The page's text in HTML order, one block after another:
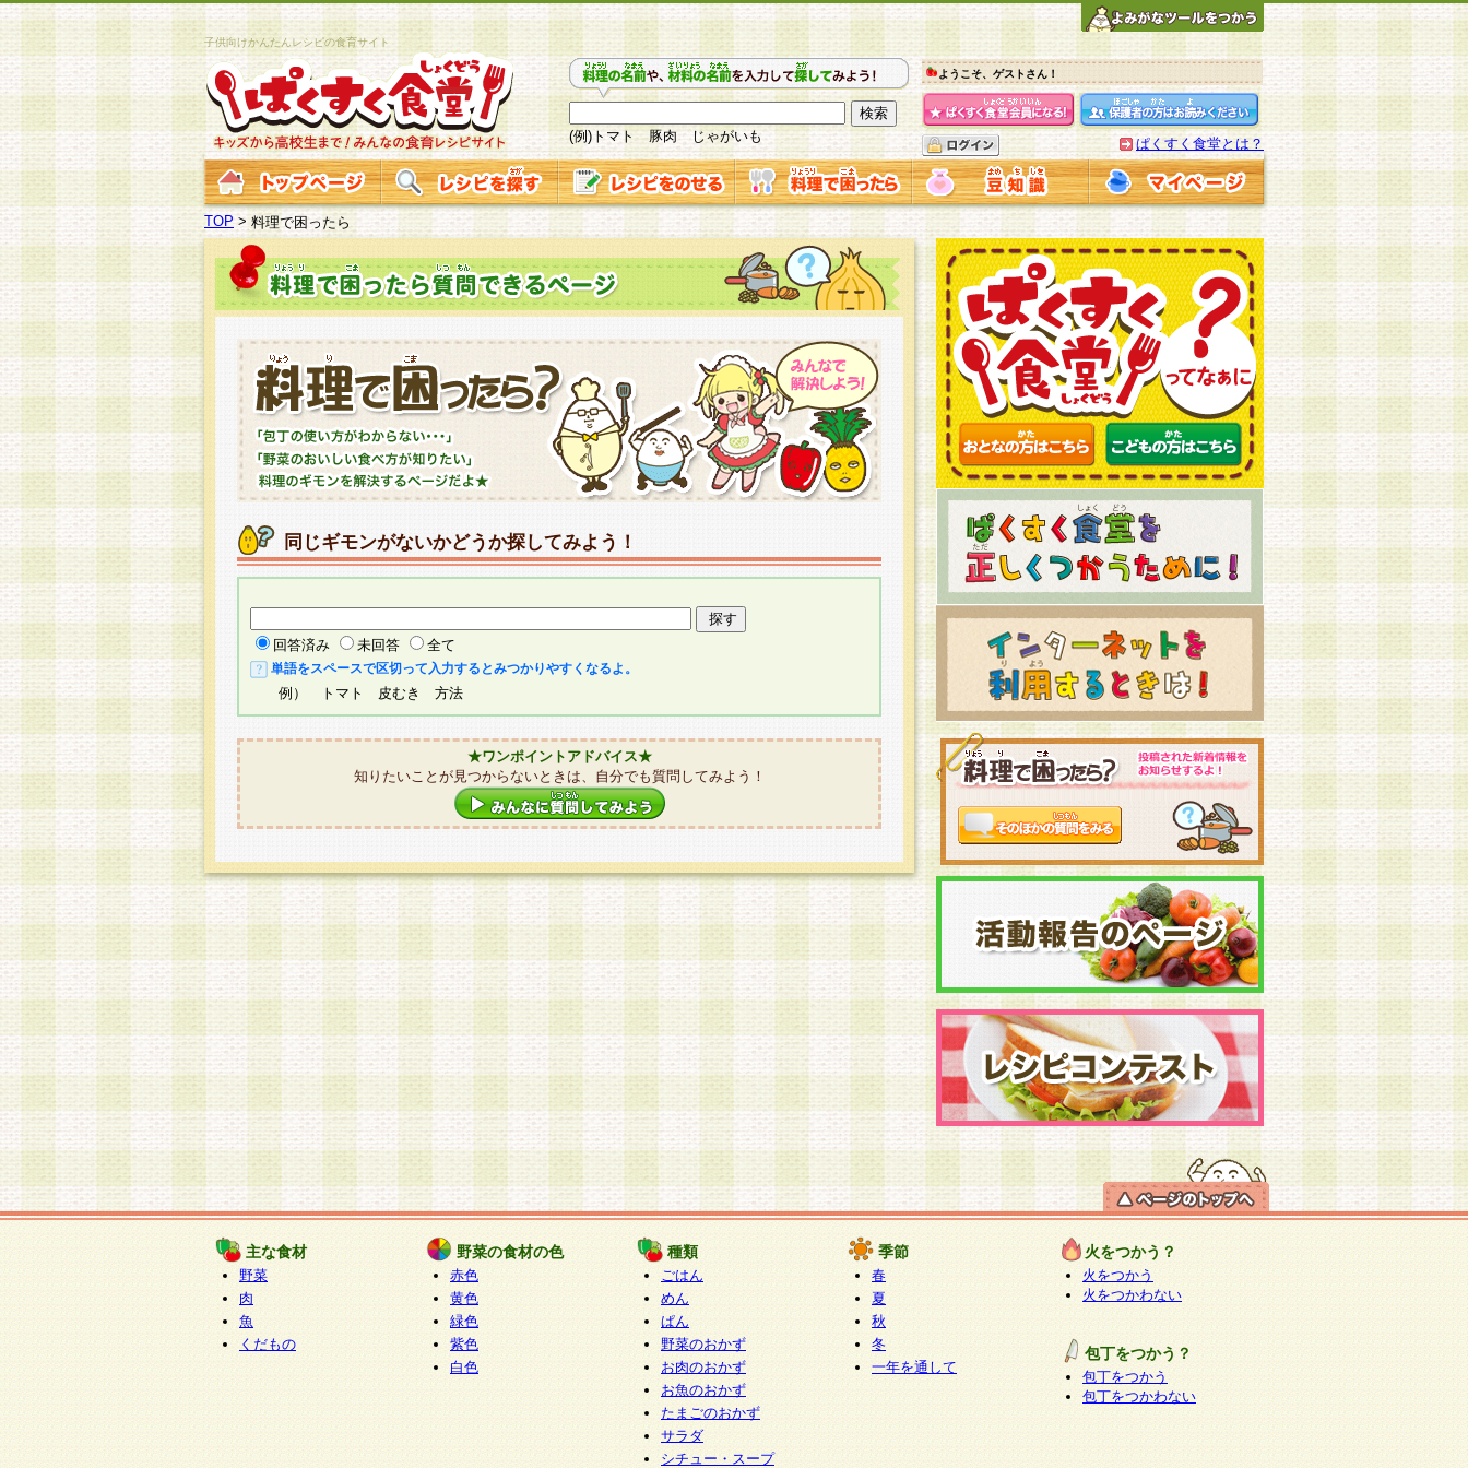
子供向けかんたんレシピの食育サイト
(例)トマト 豚肉 じゃがいも
ようこそ、ゲストさん！
ぱくすく食堂とは？
TOP > 料理で困ったら
同じギモンがないかどうか探してみよう！
回答済み 未回答 全て
単語をスペースで区切って入力するとみつかりやすくなるよ。
例） トマト 皮むき 方法
★ワンポイントアドバイス★
知りたいことが見つからないときは、自分でも質問してみよう！
主な食材
野菜
肉
魚
くだもの
野菜の食材の色
赤色
黄色
緑色
紫色
白色
種類
ごはん
めん
ぱん
野菜のおかず
お肉のおかず
お魚のおかず
たまごのおかず
サラダ
シチュー・スープ
季節
春
夏
秋
冬
一年を通して
火をつかう？
火をつかう
火をつかわない
包丁をつかう？
包丁をつかう
包丁をつかわない